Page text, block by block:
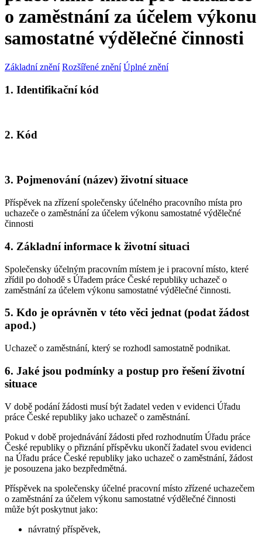
o zaměstnání za účelem výkonu
samostatné výdělečné činnosti
Základní znění Rozšířené znění Úplné znění
1. Identifikační kód
2. Kód
3. Pojmenování (název) životní situace
Příspěvek na zřízení společensky účelného pracovního místa pro
uchazeče o zaměstnání za účelem výkonu samostatné výdělečné
činnosti
4. Základní informace k životní situaci
Společensky účelným pracovním místem je i pracovní místo, které
zřídil po dohodě s Úřadem práce České republiky uchazeč o
zaměstnání za účelem výkonu samostatné výdělečné činnosti.
5. Kdo je oprávněn v této věci jednat (podat žádost
apod.)
Uchazeč o zaměstnání, který se rozhodl samostatně podnikat.
6. Jaké jsou podmínky a postup pro řešení životní
situace
V době podání žádosti musí být žadatel veden v evidenci Úřadu
práce České republiky jako uchazeč o zaměstnání.
Pokud v době projednávání žádosti před rozhodnutím Úřadu práce
České republiky o přiznání příspěvku ukončí žadatel svou evidenci
na Úřadu práce České republiky jako uchazeč o zaměstnání, žádost
je posouzena jako bezpředmětná.
Příspěvek na společensky účelné pracovní místo zřízené uchazečem
o zaměstnání za účelem výkonu samostatné výdělečné činnosti
může být poskytnut jako:
návratný příspěvek,